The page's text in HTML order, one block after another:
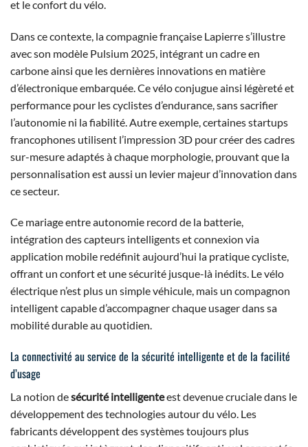
et le confort du vélo.
Dans ce contexte, la compagnie française Lapierre s’illustre
avec son modèle Pulsium 2025, intégrant un cadre en
carbone ainsi que les dernières innovations en matière
d’électronique embarquée. Ce vélo conjugue ainsi légèreté et
performance pour les cyclistes d’endurance, sans sacrifier
l’autonomie ni la fiabilité. Autre exemple, certaines startups
francophones utilisent l’impression 3D pour créer des cadres
sur-mesure adaptés à chaque morphologie, prouvant que la
personnalisation est aussi un levier majeur d’innovation dans
ce secteur.
Ce mariage entre autonomie record de la batterie,
intégration des capteurs intelligents et connexion via
application mobile redéfinit aujourd’hui la pratique cycliste,
offrant un confort et une sécurité jusque-là inédits. Le vélo
électrique n’est plus un simple véhicule, mais un compagnon
intelligent capable d’accompagner chaque usager dans sa
mobilité durable au quotidien.
La connectivité au service de la sécurité intelligente et de la facilité
d’usage
La notion desécurité intelligenteest devenue cruciale dans le
développement des technologies autour du vélo. Les
fabricants développent des systèmes toujours plus